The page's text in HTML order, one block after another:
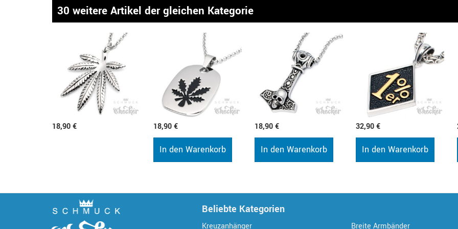
30 weitere Artikel der gleichen Kategorie
18,90 € 18,90 €
In den Warenkorb
18,90 €
In den Warenkorb
32,90 €
In den Warenkorb
Beliebte Kategorien
Kreuzanhänger Breite Armbänder